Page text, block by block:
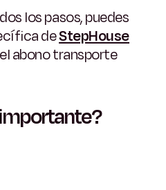
los pasos, puedes
deStepHouse
abono transporte